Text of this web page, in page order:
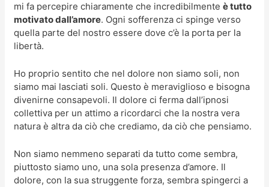
mi fa percepire chiaramente che incredibilmenteè tutto
motivato dall’amore. Ogni sofferenza ci spinge verso
quella parte del nostro essere dove c’è la porta per la
libertà.
Ho proprio sentito che nel dolore non siamo soli, non
siamo mai lasciati soli. Questo è meraviglioso e bisogna
divenirne consapevoli. Il dolore ci ferma dall’ipnosi
collettiva per un attimo a ricordarci che la nostra vera
natura è altra da ciò che crediamo, da ciò che pensiamo.
Non siamo nemmeno separati da tutto come sembra,
piuttosto siamo uno, una sola presenza d’amore. Il
dolore, con la sua struggente forza, sembra spingerci a